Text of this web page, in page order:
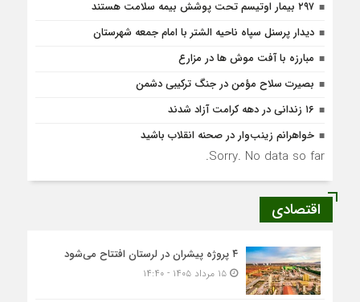
۲۹۷ بیمار اوتیسم تحت پوشش بیمه سلامت هستند
دیدار پرسنل سپاه ناحیه الشتر با امام جمعه شهرستان
مبارزه با آفت موش ها در مزارع
بصیرت سلاح مؤمن در جنگ ترکیبی دشمن
۱۶ زندانی در دهه کرامت آزاد شدند
خواهرانم زینب‌وار در صحنه انقلاب باشید
Sorry. No data so far.
اقتصادی
۴ پروژه پیشران در لرستان افتتاح می‌شود
۱۵ مرداد ۱۴۰۵ - ۱۴:۴۰